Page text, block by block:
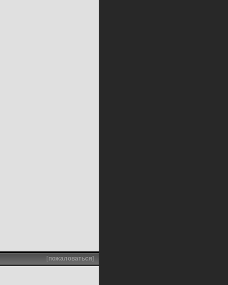
[пожаловаться]